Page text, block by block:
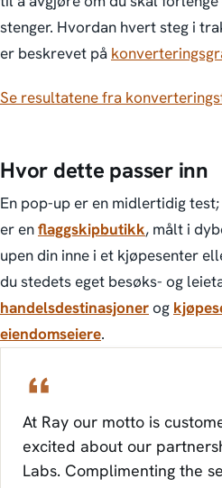
stenger. Hvordan hvert steg i
er beskrevet på
Se resultatene fra
Hvor dette passer inn
En pop-up er en midlertidig
er enflaggskipbutikk, målt i
upen din inne i et kjøpesenter
du stedets eget besøks- og
handelsdestinasjonerog
eiendomseiere.
At Ray our motto is
excited about our
Labs. Complimenting the